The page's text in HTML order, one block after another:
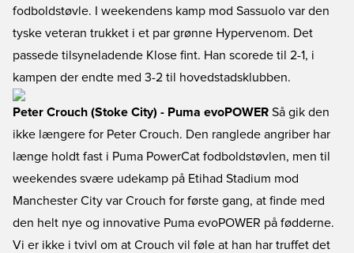
fodboldstøvle. I weekendens kamp mod Sassuolo var den
tyske veteran trukket i et par grønne Hypervenom. Det
passede tilsyneladende Klose fint. Han scorede til 2-1, i
kampen der endte med 3-2 til hovedstadsklubben.
Peter Crouch (Stoke City) - Puma evoPOWER Så gik den
ikke længere for Peter Crouch. Den ranglede angriber har
længe holdt fast i Puma PowerCat fodboldstøvlen, men til
weekendes svære udekamp på Etihad Stadium mod
Manchester City var Crouch for første gang, at finde med
den helt nye og innovative Puma evoPOWER på fødderne.
Vi er ikke i tvivl om at Crouch vil føle at han har truffet det